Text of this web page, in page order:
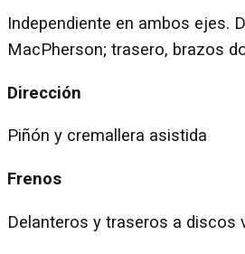
Independiente en ambos ejes.
MacPherson; trasero, brazos
Dirección
Piñón y cremallera asistida
Frenos
Delanteros y traseros a discos